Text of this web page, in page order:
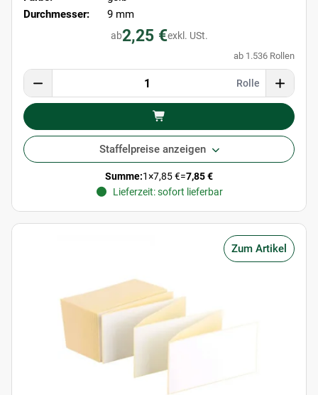
Durchmesser:
9 mm
ab2,25 €exkl. USt.
ab 1.536 Rollen
Rolle
Staffelpreise anzeigen
Summe:1×7,85 €=7,85 €
Lieferzeit: sofort lieferbar
Zum Artikel